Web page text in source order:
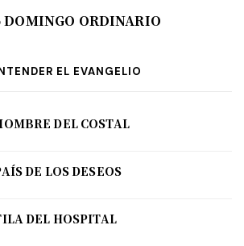
DOMINGO ORDINARIO
EL EVANGELIO
DEL COSTAL
DE LOS DESEOS
DEL HOSPITAL